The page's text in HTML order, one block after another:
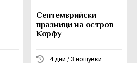
Септемврийски
празници на остров
Корфу
4 дни / 3 нощувки